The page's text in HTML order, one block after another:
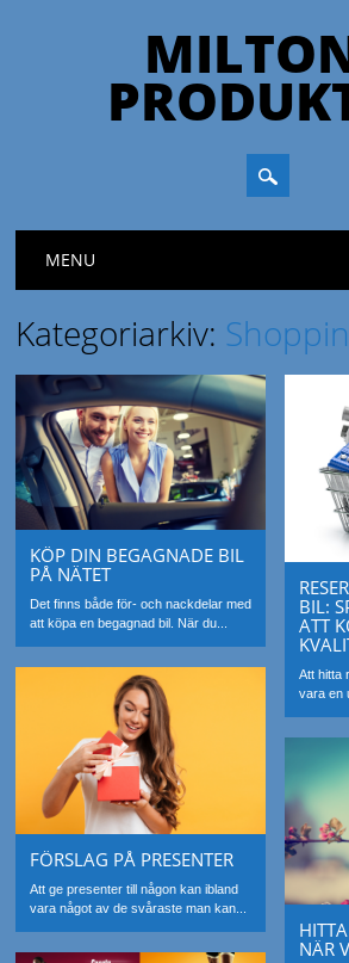
Huvudmeny
MENU
Kategoriarkiv:
KÖP DIN BEGAGNADE BIL
PÅ NÄTET
Det finns både för- och nackdelar med
att köpa en begagnad bil. När du...
BIL:
ATT
Att hitta
vara en
FÖRSLAG PÅ PRESENTER
Att ge presenter till någon kan ibland
vara något av de svåraste man kan...
NÄR